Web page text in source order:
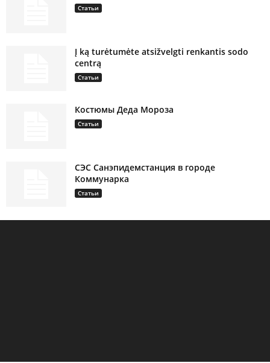
Статьи
Į ką turėtumėte atsižvelgti renkantis sodo
centrą
Статьи
Костюмы Деда Мороза
Статьи
СЭС Санэпидемстанция в городе
Коммунарка
Статьи